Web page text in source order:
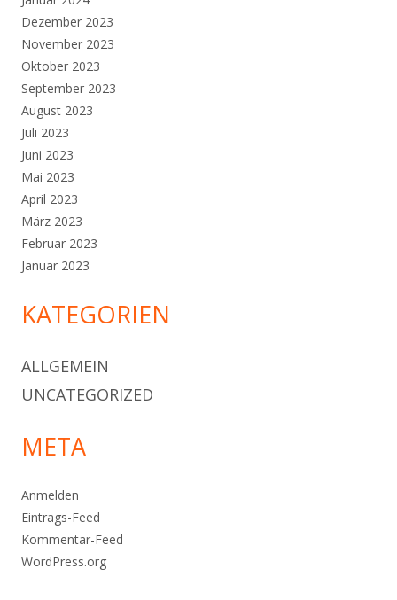
Dezember 2023
November 2023
Oktober 2023
September 2023
August 2023
Juli 2023
Juni 2023
Mai 2023
April 2023
März 2023
Februar 2023
Januar 2023
KATEGORIEN
ALLGEMEIN
UNCATEGORIZED
META
Anmelden
Eintrags-Feed
Kommentar-Feed
WordPress.org